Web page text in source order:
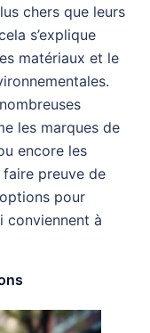
chers que leurs
s’explique
matériaux et le
les marques de
encore les
preuve de
pour
conviennent à